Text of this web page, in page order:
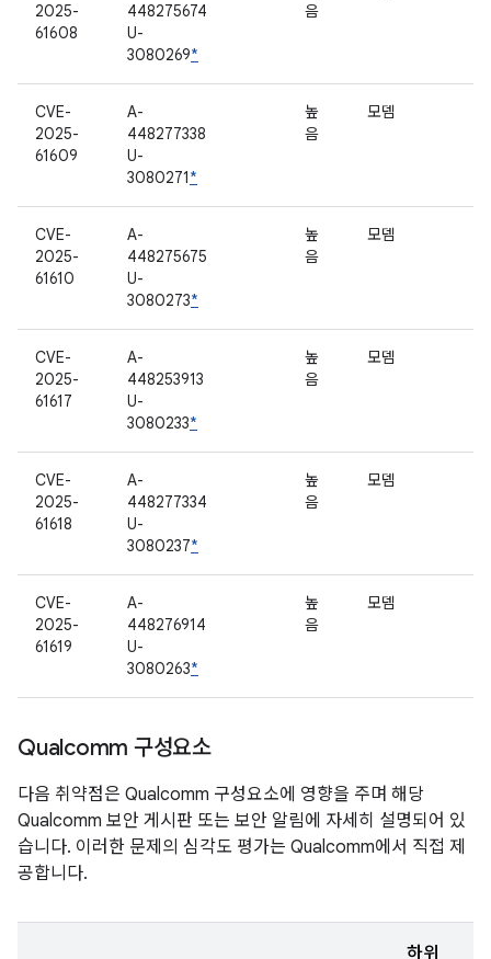
2025-
61608
448275674
U-
3080269*
음
CVE-
2025-
61609
A-
448277338
U-
3080271*
높
음
모뎀
CVE-
2025-
61610
A-
448275675
U-
3080273*
높
음
모뎀
CVE-
2025-
61617
A-
448253913
U-
3080233*
높
음
모뎀
CVE-
2025-
61618
A-
448277334
U-
3080237*
높
음
모뎀
CVE-
2025-
61619
A-
448276914
U-
3080263*
높
음
모뎀
Qualcomm 구성요소
다음 취약점은 Qualcomm 구성요소에 영향을 주며 해당
Qualcomm 보안 게시판 또는 보안 알림에 자세히 설명되어 있
습니다. 이러한 문제의 심각도 평가는 Qualcomm에서 직접 제
공합니다.
하위